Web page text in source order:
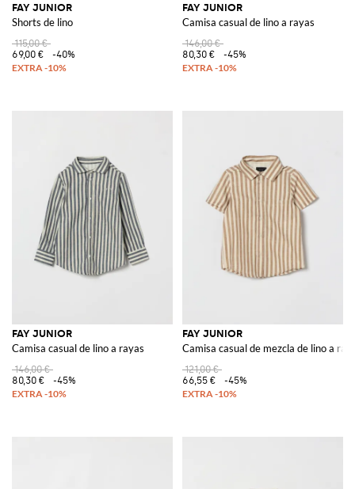
FAY JUNIOR
Shorts de lino
115,00 €
69,00 €
-40%
FAY JUNIOR
Camisa casual de lino a rayas
146,00 €
80,30 €
-45%
FAY JUNIOR
Camisa casual de lino a rayas
146,00 €
80,30 €
-45%
FAY JUNIOR
Camisa casual de mezcla de lino a
121,00 €
66,55 €
-45%